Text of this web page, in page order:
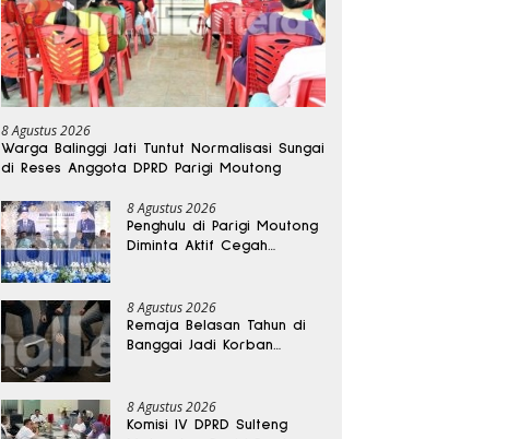
8 Agustus 2026
Warga Balinggi Jati Tuntut Normalisasi Sungai
di Reses Anggota DPRD Parigi Moutong
8 Agustus 2026
Penghulu di Parigi Moutong
Diminta Aktif Cegah
8 Agustus 2026
Remaja Belasan Tahun di
Banggai Jadi Korban
8 Agustus 2026
Komisi IV DPRD Sulteng